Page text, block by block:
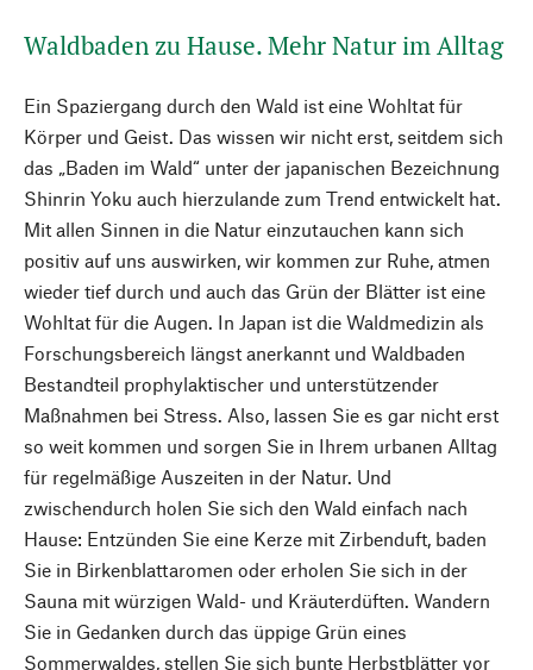
Waldbaden zu Hause. Mehr Natur im Alltag
Ein Spaziergang durch den Wald ist eine Wohltat für
Körper und Geist. Das wissen wir nicht erst, seitdem sich
das „Baden im Wald“ unter der japanischen Bezeichnung
Shinrin Yoku auch hierzulande zum Trend entwickelt hat.
Mit allen Sinnen in die Natur einzutauchen kann sich
positiv auf uns auswirken, wir kommen zur Ruhe, atmen
wieder tief durch und auch das Grün der Blätter ist eine
Wohltat für die Augen. In Japan ist die Waldmedizin als
Forschungsbereich längst anerkannt und Waldbaden
Bestandteil prophylaktischer und unterstützender
Maßnahmen bei Stress. Also, lassen Sie es gar nicht erst
so weit kommen und sorgen Sie in Ihrem urbanen Alltag
für regelmäßige Auszeiten in der Natur. Und
zwischendurch holen Sie sich den Wald einfach nach
Hause: Entzünden Sie eine Kerze mit Zirbenduft, baden
Sie in Birkenblattaromen oder erholen Sie sich in der
Sauna mit würzigen Wald- und Kräuterdüften. Wandern
Sie in Gedanken durch das üppige Grün eines
Sommerwaldes, stellen Sie sich bunte Herbstblätter vor